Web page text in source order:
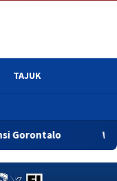
TAJUK
Wagub Idah Syahidah